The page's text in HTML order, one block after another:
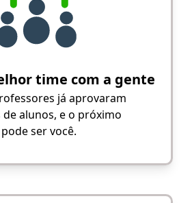
time com a gente
já aprovaram
alunos, e o próximo
pode ser você.